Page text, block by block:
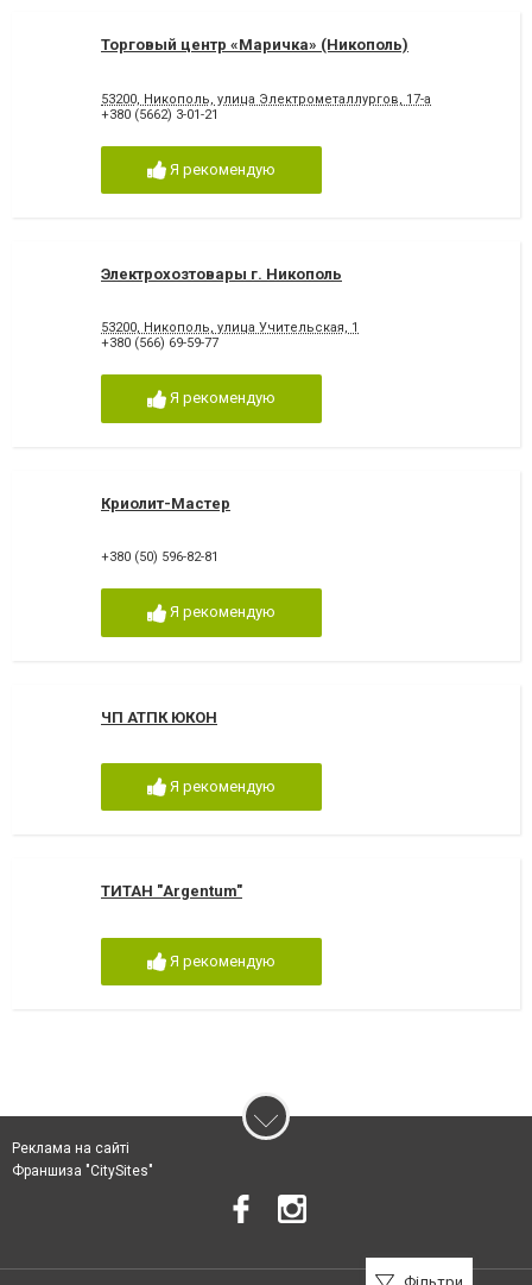
Торговый центр «Маричка» (Никополь)
53200, Никополь, улица Электрометаллургов, 17-а
+380 (5662) 3-01-21
Я рекомендую
Электрохозтовары г. Никополь
53200, Никополь, улица Учительская, 1
+380 (566) 69-59-77
Я рекомендую
Криолит-Мастер
+380 (50) 596-82-81
Я рекомендую
ЧП АТПК ЮКОН
Я рекомендую
ТИТАН "Argentum"
Я рекомендую
Реклама на сайті
Франшиза "CitySites"